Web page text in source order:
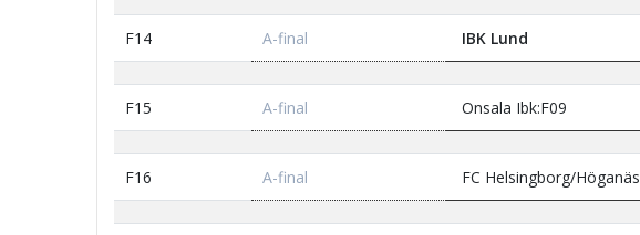
F14 A-final IBK Lund
F15 A-final Onsala Ibk:F09
F16 A-final FC Helsingborg/Höganäs